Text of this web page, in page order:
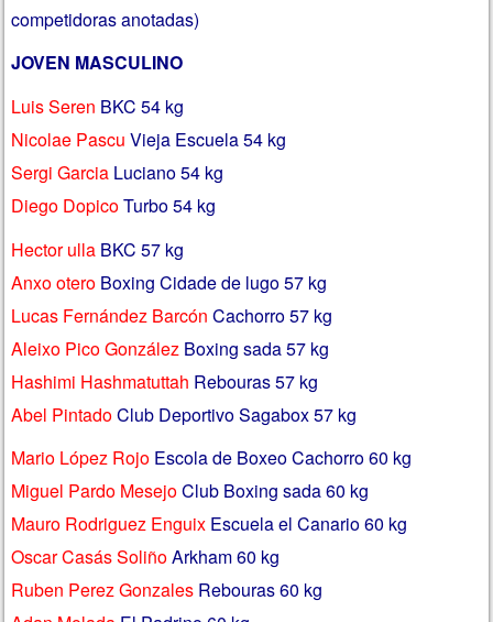
competidoras anotadas)
JOVEN MASCULINO
Luis Seren BKC 54 kg
Nicolae Pascu Vieja Escuela 54 kg
Sergi Garcia Luciano 54 kg
Diego DopicoTurbo 54 kg
Hector ulla BKC 57 kg
Anxo otero Boxing Cidade de lugo 57 kg
Lucas Fernández Barcón Cachorro 57 kg
Aleixo Pico González Boxing sada 57 kg
Hashimi Hashmatuttah Rebouras 57 kg
Abel PintadoClub Deportivo Sagabox 57 kg
Mario López Rojo Escola de Boxeo Cachorro 60 kg
Miguel Pardo MesejoClub Boxing sada 60 kg
Mauro Rodriguez Enguix Escuela el Canario 60 kg
Oscar Casás SoliñoArkham 60 kg
Ruben Perez Gonzales Rebouras 60 kg